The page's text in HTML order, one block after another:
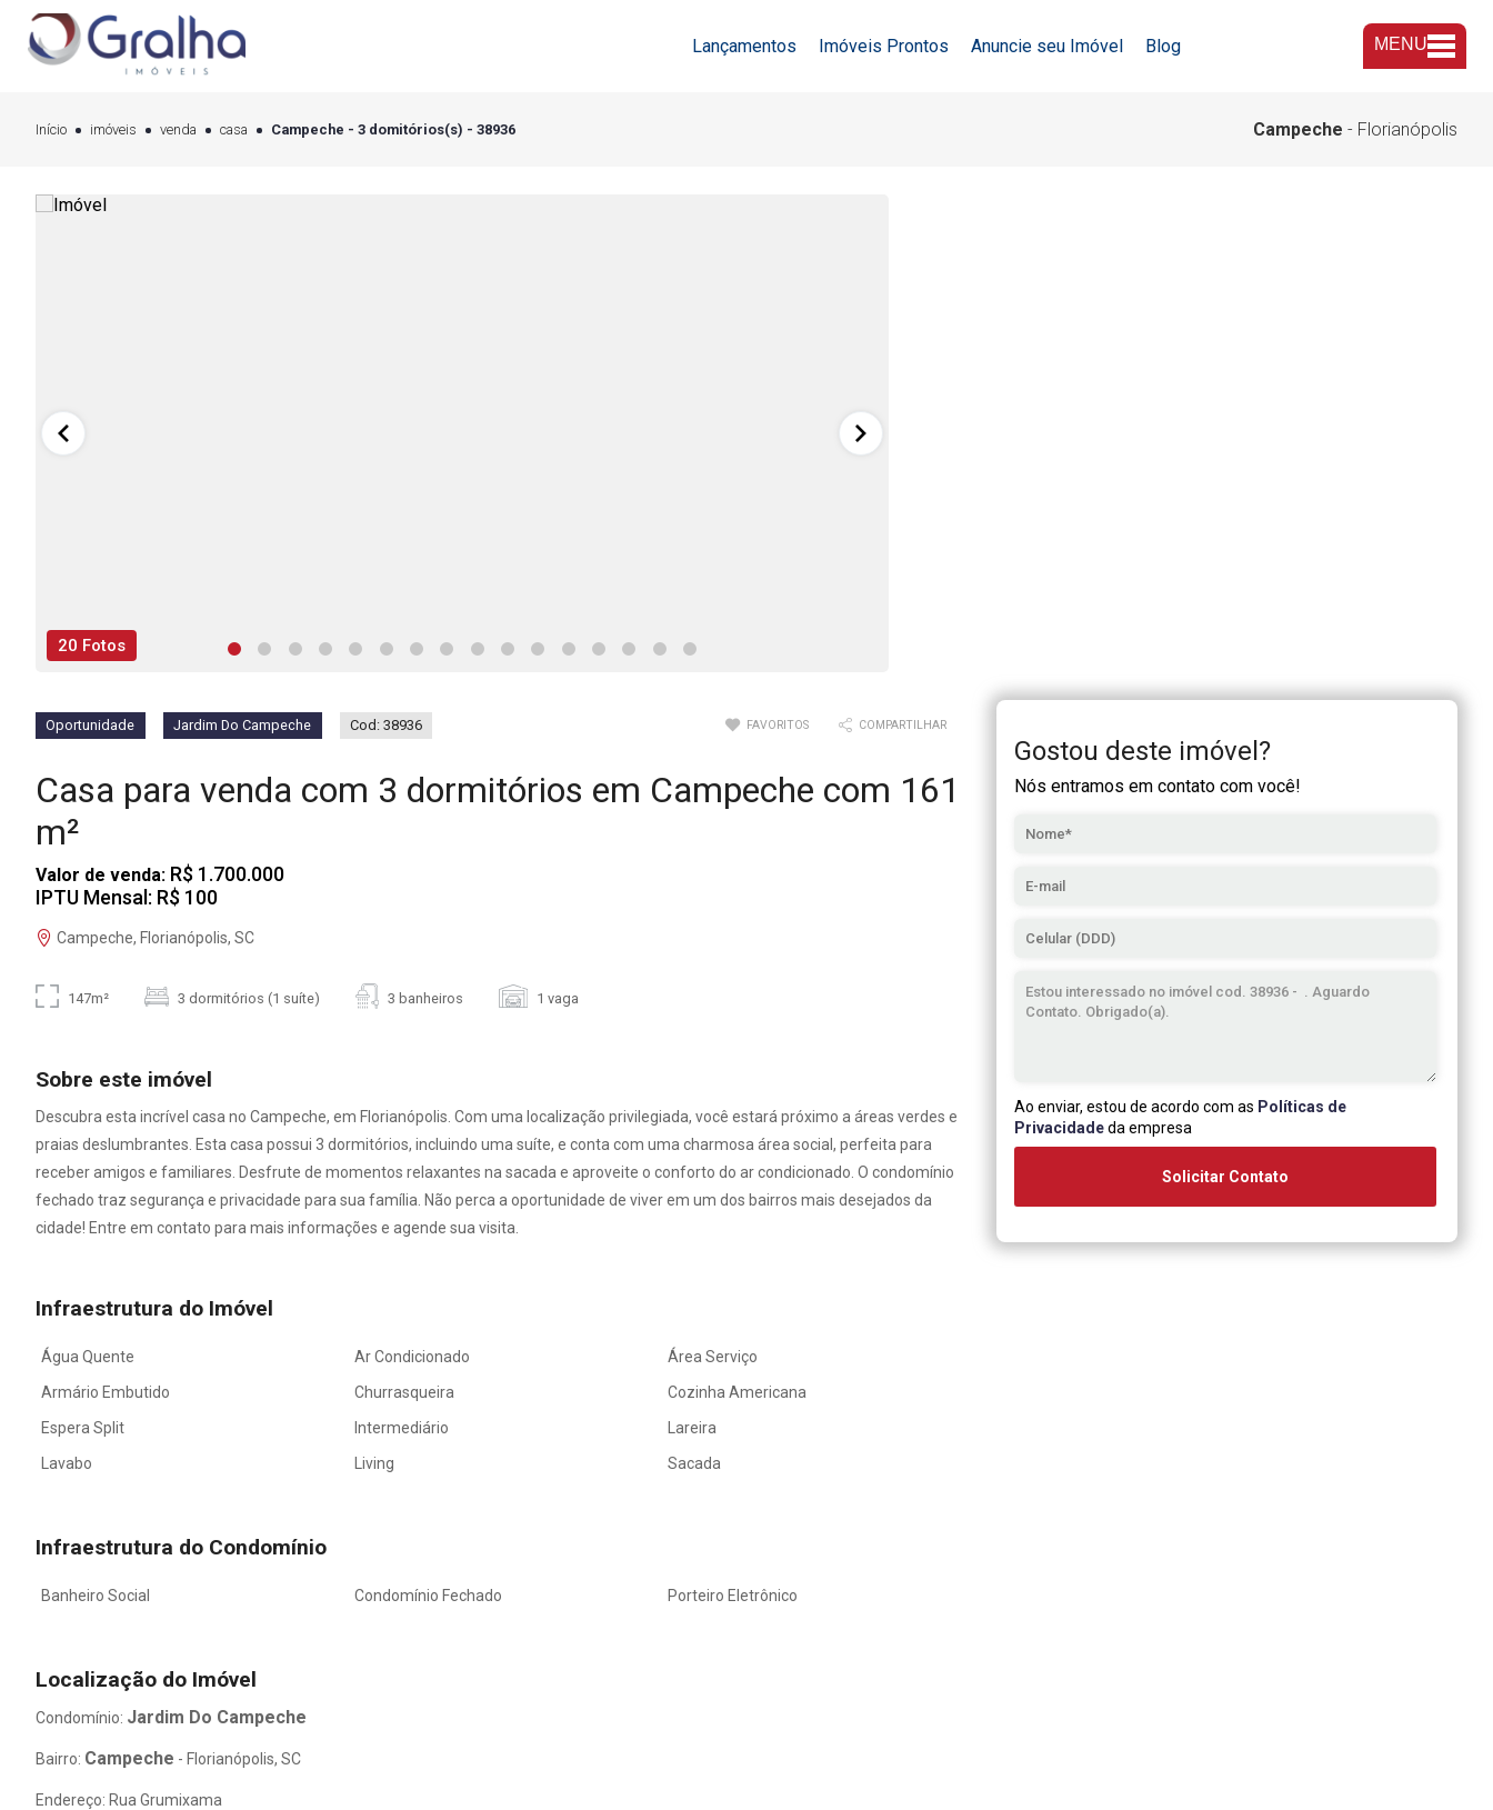
Lançamentos Imóveis Prontos Anuncie seu Imóvel Blog MENU
Início imóveis venda casa Campeche - 3 domitórios(s) - 38936 Campeche - Florianópolis
20 Fotos
Oportunidade Jardim Do Campeche Cod: 38936 FAVORITOS COMPARTILHAR
Casa para venda com 3 dormitórios em Campeche com 161
m²
Valor de venda: R$ 1.700.000
IPTU Mensal: R$ 100
Campeche, Florianópolis, SC
147m² 3 dormitórios (1 suíte) 3 banheiros 1 vaga
Sobre este imóvel
Descubra esta incrível casa no Campeche, em Florianópolis. Com uma localização privilegiada, você estará próximo a áreas verdes e
praias deslumbrantes. Esta casa possui 3 dormitórios, incluindo uma suíte, e conta com uma charmosa área social, perfeita para
receber amigos e familiares. Desfrute de momentos relaxantes na sacada e aproveite o conforto do ar condicionado. O condomínio
fechado traz segurança e privacidade para sua família. Não perca a oportunidade de viver em um dos bairros mais desejados da
cidade! Entre em contato para mais informações e agende sua visita.
Infraestrutura do Imóvel
Água Quente Ar Condicionado
Área Serviço
Armário Embutido
Churrasqueira
Cozinha Americana
Espera Split
Intermediário
Lareira
Lavabo
Living Sacada
Infraestrutura do Condomínio
Banheiro Social Condomínio Fechado Porteiro Eletrônico
Localização do Imóvel
Condomínio: Jardim Do Campeche
Bairro: Campeche - Florianópolis, SC
Endereço: Rua Grumixama
Gostou deste imóvel?
Nós entramos em contato com você!
Ao enviar, estou de acordo com as Políticas de
Privacidadeda empresa
Solicitar Contato